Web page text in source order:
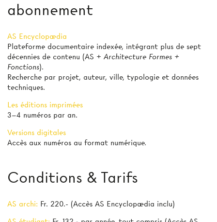
abonnement
AS Encyclopædia
Plateforme documentaire indexée, intégrant plus de sept
décennies de contenu (AS + Architecture Formes +
Fonctions).
Recherche par projet, auteur, ville, typologie et données
techniques.
Les éditions imprimées
3–4 numéros par an.
Versions digitales
Accès aux numéros au format numérique.
Conditions & Tarifs
AS archi: Fr. 220.- (Accès AS Encyclopædia inclu)